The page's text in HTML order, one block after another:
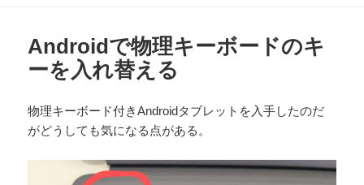
Androidで物理キーボードのキ
ーを入れ替える
物理キーボード付きAndroidタブレットを入手したのだ
がどうしても気になる点がある。